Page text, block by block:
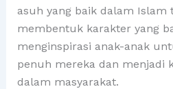
asuh yang baik dalam Islam
membentuk karakter yang
menginspirasi anak-anak
penuh mereka dan menjadi
dalam masyarakat.